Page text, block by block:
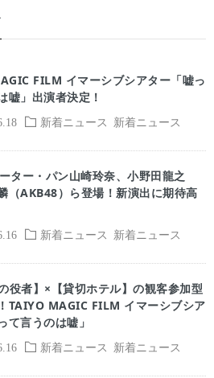
新着ニュース 新着ニュース
FILM イマーシブシアター「嘘っ
嘘」出演者決定！
新着ニュース 新着ニュース
ター・パン山崎玲奈、小野田龍之
（AKB48）ら登場！新演出に期待高
新着ニュース 新着ニュース
役者】×【貸切ホテル】の観客参加型
TAIYO MAGIC FILM イマーシブシア
て言うのは嘘」